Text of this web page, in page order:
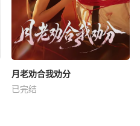
月老劝合我劝分
已完结